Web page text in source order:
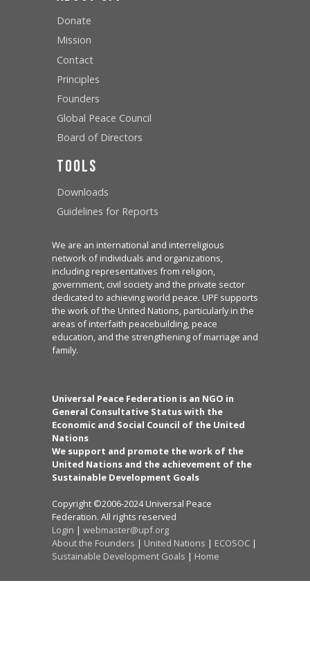
Donate
Mission
Contact
Principles
Founders
Global Peace Council
Board of Directors
Tools
Downloads
Guidelines for Reports
We are an international and interreligious
network of individuals and organizations,
including representatives from religion,
government, civil society and the private sector
dedicated to achieving world peace. UPF supports
the work of the United Nations, particularly in the
areas of interfaith peacebuilding, peace
education, and the strengthening of marriage and
family.
Universal Peace Federation is an NGO in
General Consultative Status with the
Economic and Social Council of the United
Nations
We support and promote the work of the
United Nations and the achievement of the
Sustainable Development Goals
Copyright ©2006-2024 Universal Peace
Federation. All rights reserved
Login | webmaster@upf.org
About the Founders | United Nations | ECOSOC |
Sustainable Development Goals | Home